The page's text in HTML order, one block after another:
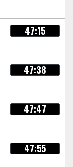
47:15
47:38
47:47
47:55